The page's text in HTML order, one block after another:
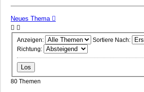
Neues Thema
Anzeigen:
Sortiere Nach:
Richtung:
80 Themen